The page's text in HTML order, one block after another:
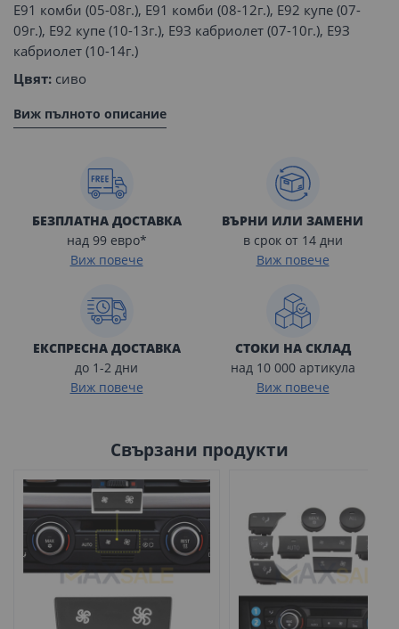
E91 комби (05-08г.), E91 комби (08-12г.), E92 купе (07-
09г.), E92 купе (10-13г.), E9З кабриолет (07-10г.), E9З
кабриолет (10-14г.)
Цвят: сиво
Виж пълното описание
БЕЗПЛАТНА ДОСТАВКА
над 99 евро*
Виж повече
ВЪРНИ ИЛИ ЗАМЕНИ
в срок от 14 дни
Виж повече
ЕКСПРЕСНА ДОСТАВКА
до 1-2 дни
Виж повече
СТОКИ НА СКЛАД
над 10 000 артикула
Виж повече
Свързани продукти